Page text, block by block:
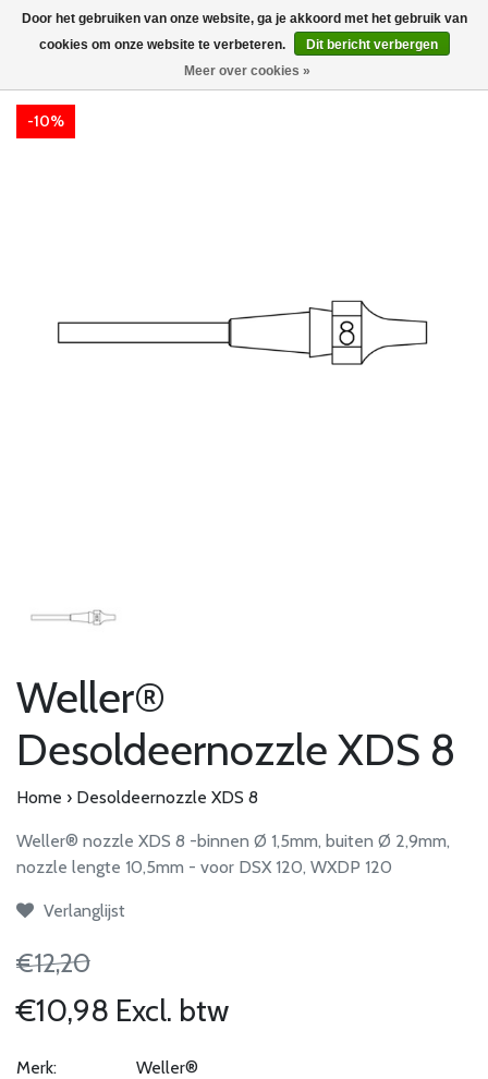
-10%
Weller®
Desoldeernozzle XDS 8
Home › Desoldeernozzle XDS 8
Weller® nozzle XDS 8 -binnen Ø 1,5mm, buiten Ø 2,9mm,
nozzle lengte 10,5mm - voor DSX 120, WXDP 120
Verlanglijst
€12,20
€10,98 Excl. btw
Merk:
Weller®
Door het gebruiken van onze website, ga je akkoord met het gebruik van
cookies om onze website te verbeteren.
Dit bericht verbergen
Meer over cookies »